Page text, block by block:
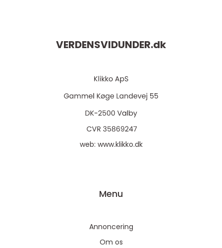
VERDENSVIDUNDER.dk
web: www.klikko.dk
Menu
Annoncering
Om os